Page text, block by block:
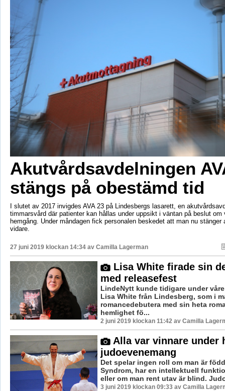
Akutvårdsavdelningen
stängs på obestämd tid
I slutet av 2017 invigdes AVA 23 på Lindesbergs lasarett, en
timmarsvård där patienter kan hållas under uppsikt i väntan på beslut om
hemgång. Under måndagen fick personalen beskedet att man nu stänger
vidare.
27 juni 2019 klockan 14:34 av Camilla Lagerman
Lisa White firade sin
med releasefest
LindeNytt kunde tidigare under
Lisa White från Lindesberg, som i
romancedebutera med sin heta
hemlighet fö...
2 juni 2019 klockan 11:42 av Camilla
Alla var vinnare under
judoevenemang
Det spelar ingen roll om man är
Syndrom, har en intellektuell
eller om man rent utav är blind.
3 juni 2019 klockan 09:33 av Camilla